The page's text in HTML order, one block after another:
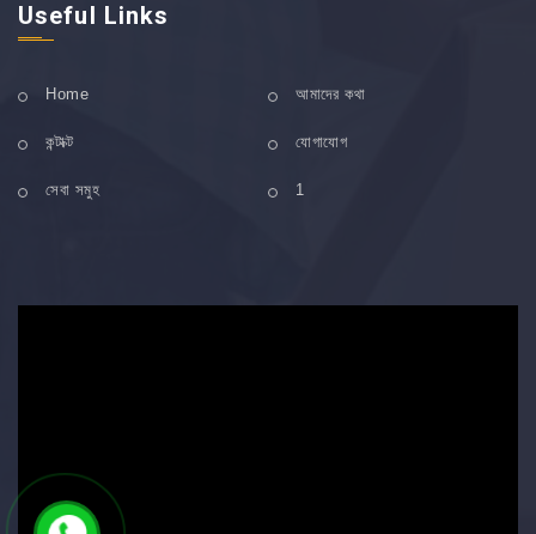
Useful Links
Home আমাদের কথা
কন্টাক্ট যোগাযোগ
সেবা সমুহ 1